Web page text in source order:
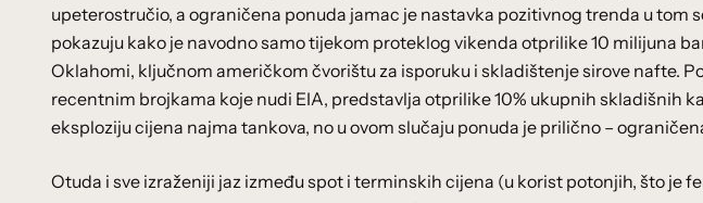
upeterostručio, a ograničena ponuda jamac je nastavka pozitivnog trenda u tom
pokazuju kako je navodno samo tijekom proteklog vikenda otprilike 10 milijuna
Oklahomi, ključnom američkom čvorištu za isporuku i skladištenje sirove nafte.
recentnim brojkama koje nudi EIA, predstavlja otprilike 10% ukupnih skladišnih
eksploziju cijena najma tankova, no u ovom slučaju ponuda je prilično –
Otuda i sve izraženiji jaz između spot i terminskih cijena (u korist potonjih, što je